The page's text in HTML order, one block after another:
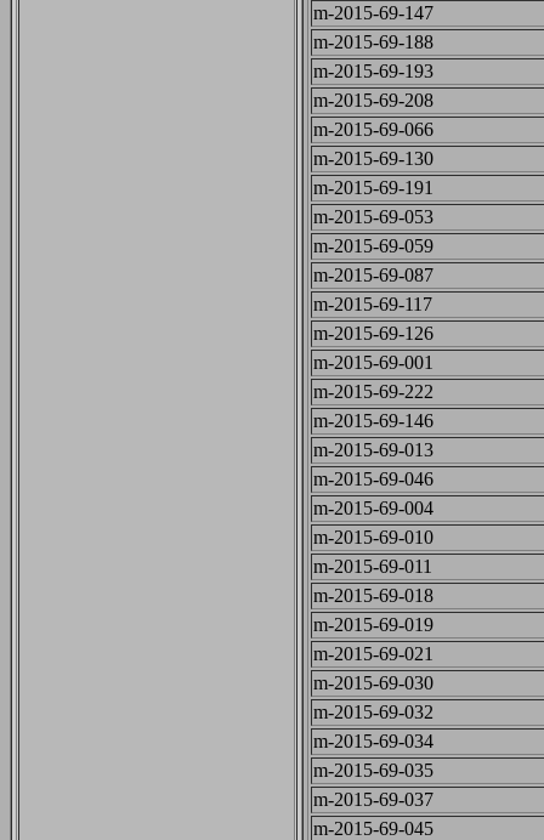
m-2015-69-147
m-2015-69-188
m-2015-69-193
m-2015-69-208
m-2015-69-066
m-2015-69-130
m-2015-69-191
m-2015-69-053
m-2015-69-059
m-2015-69-087
m-2015-69-117
m-2015-69-126
m-2015-69-001
m-2015-69-222
m-2015-69-146
m-2015-69-013
m-2015-69-046
m-2015-69-004
m-2015-69-010
m-2015-69-011
m-2015-69-018
m-2015-69-019
m-2015-69-021
m-2015-69-030
m-2015-69-032
m-2015-69-034
m-2015-69-035
m-2015-69-037
m-2015-69-045